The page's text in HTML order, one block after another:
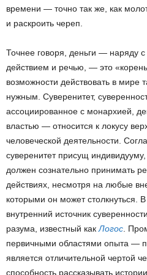
времени — точно так же, как
и раскроить череп.
Точнее говоря, деньги — наряду
действием и речью, — это «корень
возможности действовать в мире
нужным. Суверенитет,
ассоциированное с монархией,
властью — относится к локусу
человеческой деятельности.
суверенитет присущ
должен сознательно принимать
действиях, несмотря на любые
которыми он может столкнуться.
внутренний источник
разума, известный как Логос .
первичными областями опыта —
является отличительной чертой
способность рассказывать